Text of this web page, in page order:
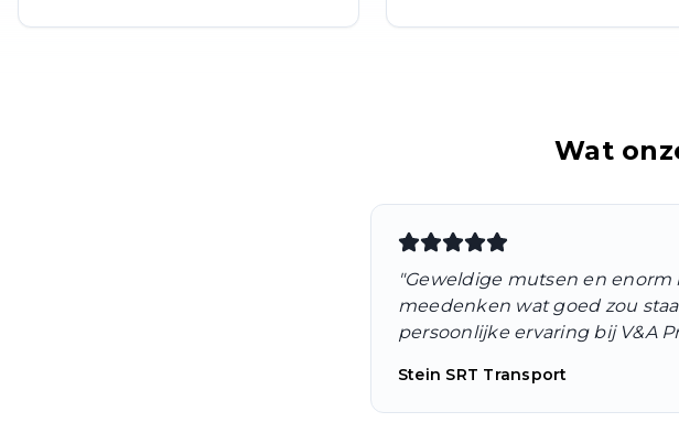
Wat
"Geweldige mutsen en
meedenken wat goed zou
persoonlijke ervaring bij V&A
Stein SRT Transport